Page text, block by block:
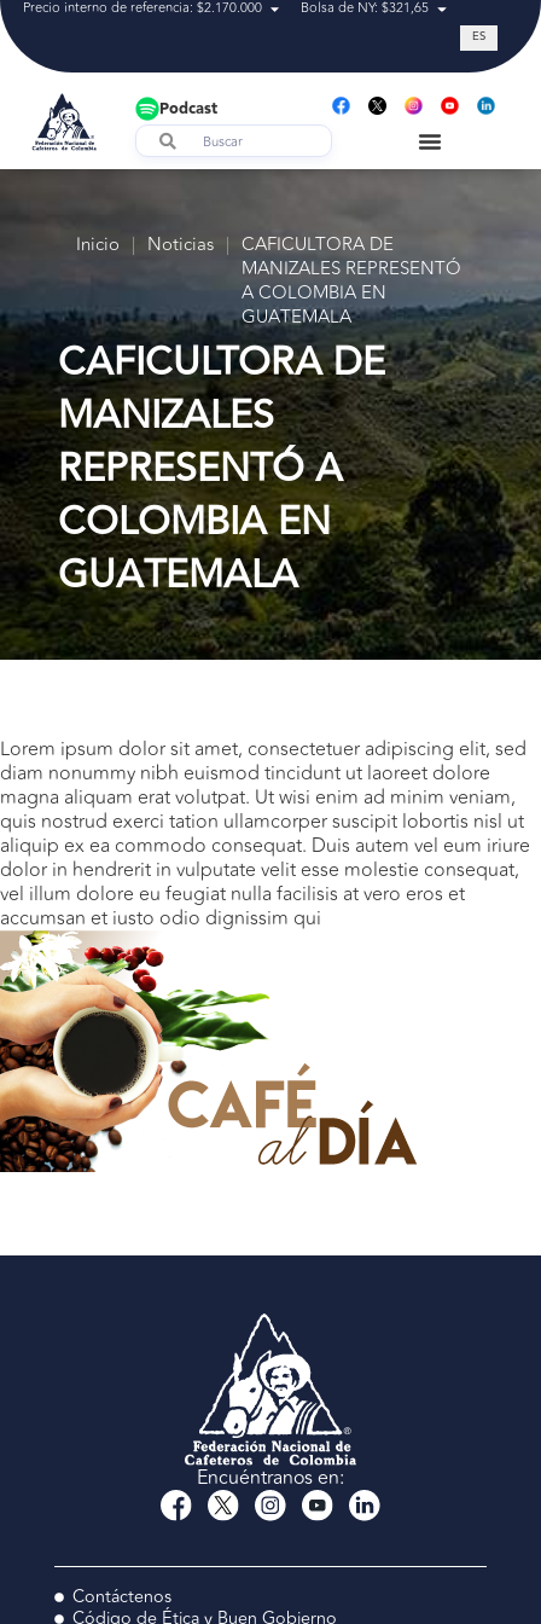
Precio interno de referencia: $2.170.000 Bolsa de NY: $321,65 Tasa de
ES
Podcast
Inicio | Noticias | CAFICULTORA DE
MANIZALES REPRESENTÓ
A COLOMBIA EN
GUATEMALA
CAFICULTORA DE
MANIZALES
REPRESENTÓ A
COLOMBIA EN
GUATEMALA
Lorem ipsum dolor sit amet, consectetuer adipiscing elit, sed
diam nonummy nibh euismod tincidunt ut laoreet dolore
magna aliquam erat volutpat. Ut wisi enim ad minim veniam,
quis nostrud exerci tation ullamcorper suscipit lobortis nisl ut
aliquip ex ea commodo consequat. Duis autem vel eum iriure
dolor in hendrerit in vulputate velit esse molestie consequat,
vel illum dolore eu feugiat nulla facilisis at vero eros et
accumsan et iusto odio dignissim qui
Encuéntranos en:
Contáctenos
Código de Ética y Buen Gobierno